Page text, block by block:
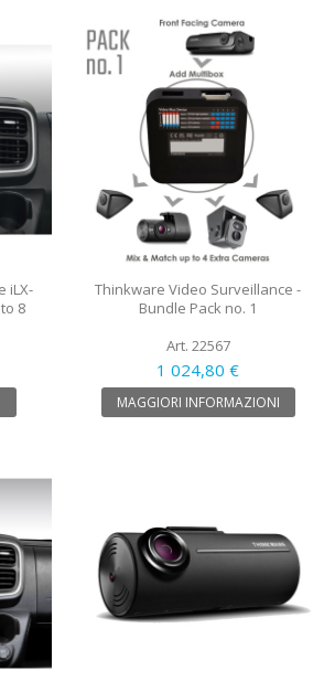
iLX-
8
Thinkware Video Surveillance -
Bundle Pack no. 1
Art. 22567
1 024,80 €
MAGGIORI INFORMAZIONI